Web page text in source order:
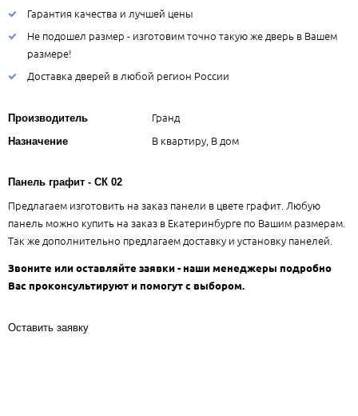
Гарантия качества и лучшей цены
Не подошел размер - изготовим точно такую же дверь в Вашем
размере!
Доставка дверей в любой регион России
Производитель Гранд
Назначение В квартиру, В дом
Панель графит - СК 02
Предлагаем изготовить на заказ панели в цвете графит. Любую
панель можно купить на заказ в Екатеринбурге по Вашим размерам.
Так же дополнительно предлагаем доставку и установку панелей.
Звоните или оставляйте заявки - наши менеджеры подробно
Вас проконсультируют и помогут с выбором.
Оставить заявку